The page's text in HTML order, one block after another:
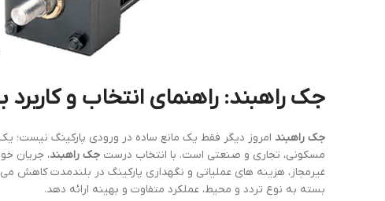
جک راهبند: راهنمای انتخاب و
جک راهبند امروز دیگر فقط یک مانع ساده در ورودی پارکینگ نیست؛
مسکونی، تجاری و صنعتی است. با انتخاب درست جک راهبند، جریان
غیرمجاز، هزینه های عملیاتی و نگهداری پارکینگ در بلندمدت کاهش
بسته به نوع تردد و محیط، عملکرد متفاوت و بهینه ارائه دهد.